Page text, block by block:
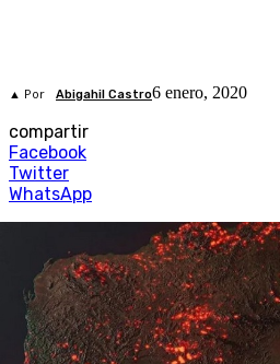
▲ Por Abigahil Castro6 enero, 2020
compartir
Facebook
Twitter
WhatsApp